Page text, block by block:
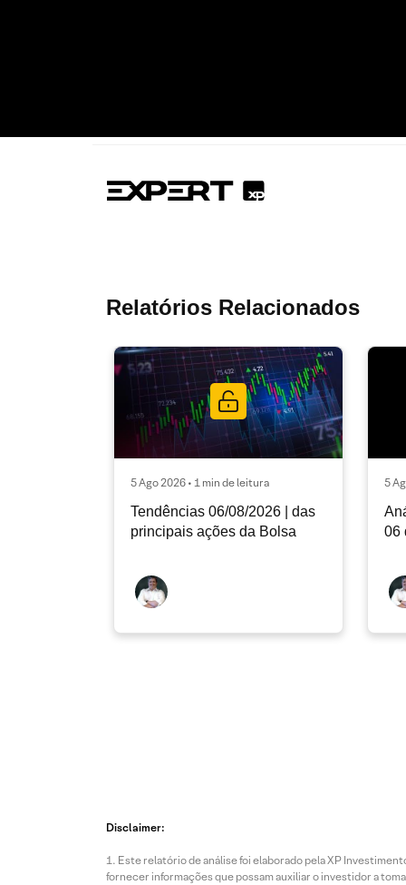
Relatórios Relacionados
5 Ago 2026 • 1 min de leitura
Tendências 06/08/2026 | das
principais ações da Bolsa
5
06
Disclaimer:
Este relatório de análise foi elaborado pela XP
fornecer informações que possam auxiliar o investidor a